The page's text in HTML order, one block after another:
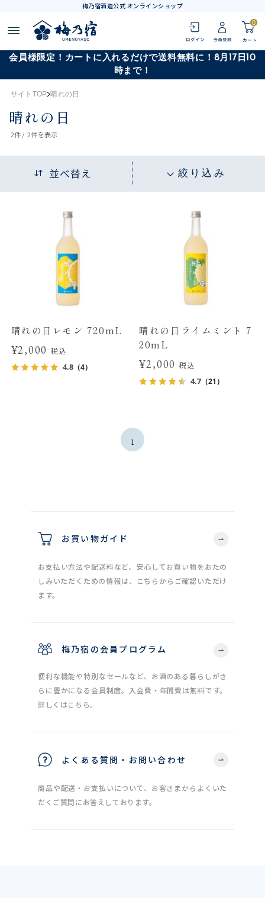
梅乃宿酒造公式 オンラインショップ
0
会員様限定！カートに入れるだけで送料無料に！8月17日10
時まで！
サイトTOP 晴れの日
晴れの日
2件 / 2件を表示
並べ替え 絞り込み
晴れの日レモン 720mL
¥2,000税込
4.8（4）
晴れの日ライムミント 7
20mL
¥2,000 税込
4.7 （21）
1
お買い物ガイド
お支払い方法や配送料など、安心してお買い物をおたの
しみいただくための情報は、こちらからご確認いただけ
ます。
梅乃宿の会員プログラム
便利な機能や特別なセールなど、お酒のある暮らしがさ
らに豊かになる会員制度。入会費・年間費は無料です。
詳しくはこちら。
よくある質問・お問い合わせ
商品や配送・お支払いについて、お客さまからよくいた
だくご質問にお答えしております。